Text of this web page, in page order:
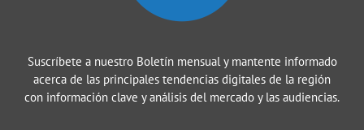
Suscríbete a nuestro Boletín mensual y mantente informado
acerca de las principales tendencias digitales de la región
con información clave y análisis del mercado y las audiencias.